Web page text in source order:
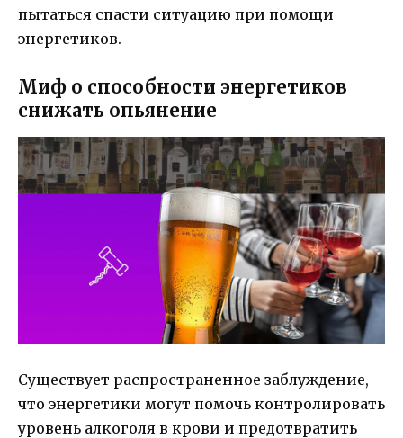
пытаться спасти ситуацию при помощи
энергетиков.
Миф о способности энергетиков
снижать опьянение
Существует распространенное заблуждение,
что энергетики могут помочь контролировать
уровень алкоголя в крови и предотвратить